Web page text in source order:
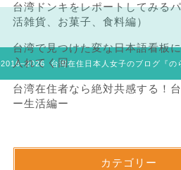
台湾ドンキをレポートしてみる
活雑貨、お菓子、食料編）
台湾で見つけた変な日本語看板
入れてく回
台湾在住者なら絶対共感する！
ー生活編ー
カテゴリー
2016–2026 台湾在住日本人女子のブログ『の